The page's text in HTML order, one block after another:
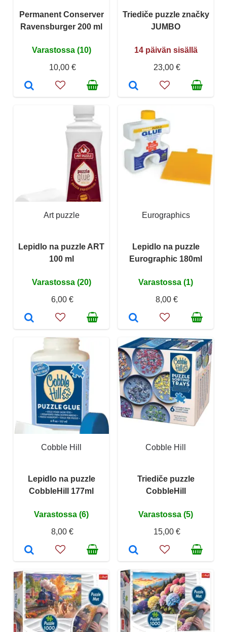
Permanent Conserver
Ravensburger 200 ml
Varastossa (10)
10,00 €
Triediče puzzle značky
JUMBO
14 päivän sisällä
23,00 €
Art puzzle
Lepidlo na puzzle ART
100 ml
Varastossa (20)
6,00 €
Eurographics
Lepidlo na puzzle
Eurographic 180ml
Varastossa (1)
8,00 €
Cobble Hill
Lepidlo na puzzle
CobbleHill 177ml
Varastossa (6)
8,00 €
Cobble Hill
Triediče puzzle
CobbleHill
Varastossa (5)
15,00 €